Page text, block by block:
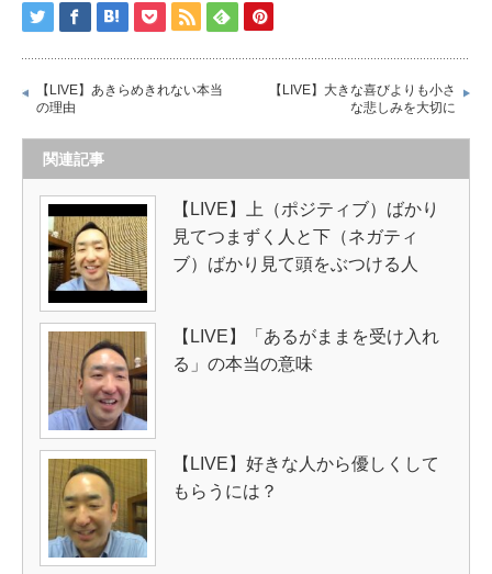
【LIVE】あきらめきれない本当
の理由
【LIVE】大きな喜びよりも小さ
な悲しみを大切に
関連記事
【LIVE】上（ポジティブ）ばかり
見てつまずく人と下（ネガティ
ブ）ばかり見て頭をぶつける人
【LIVE】「あるがままを受け入れ
る」の本当の意味
【LIVE】好きな人から優しくして
もらうには？